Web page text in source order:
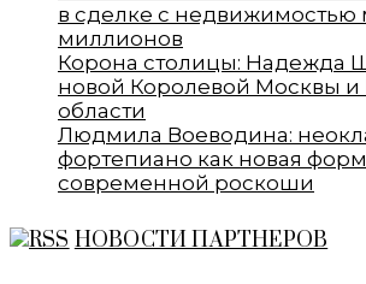
в сделке с недвижимостью
миллионов
Корона столицы: Надежда
новой Королевой Москвы и
области
Людмила Воеводина:
фортепиано как новая
современной роскоши
НОВОСТИ ПАРТНЕРОВ